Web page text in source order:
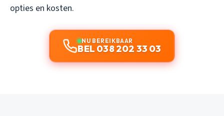
opties en kosten.
NU BEREIKBAAR
BEL 038 202 33 03